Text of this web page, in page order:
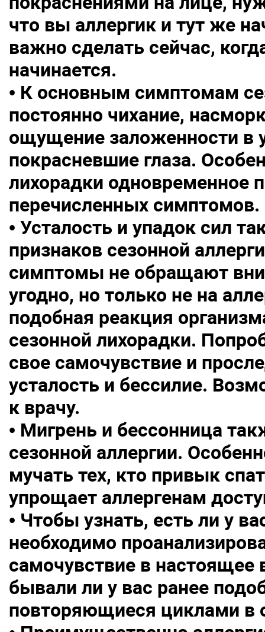
что вы аллергик и тут же
важно сделать сейчас,
начинается.
• К основным симптомам
постоянно чихание,
ощущение заложенности в
покрасневшие глаза.
лихорадки одновременное
перечисленных симптомов.
• Усталость и упадок сил
признаков сезонной
симптомы не обращают
угодно, но только не на
подобная реакция
сезонной лихорадки.
свое самочувствие и
усталость и бессилие.
к врачу.
• Мигрень и бессонница
сезонной аллергии.
мучать тех, кто привык
упрощает аллергенам
• Чтобы узнать, есть ли у
необходимо
самочувствие в настоящее
бывали ли у вас ранее
повторяющиеся циклами в